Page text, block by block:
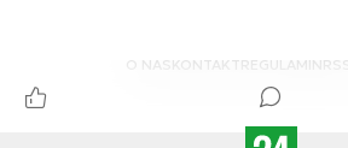
O NAS KONTAKTREGULAMINRSS